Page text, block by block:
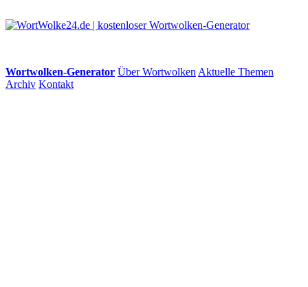
Wortwolken-Generator Über Wortwolken Aktuelle Themen
Archiv Kontakt